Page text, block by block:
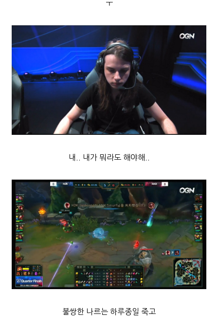
ㅜ
내.. 내가 뭐라도 해야해
불쌍한 나르는 하루종일 죽고